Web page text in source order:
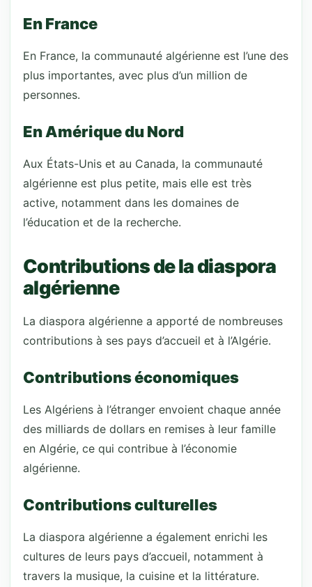
En France
En France, la communauté algérienne est l’une des
plus importantes, avec plus d’un million de
personnes.
En Amérique du Nord
Aux États-Unis et au Canada, la communauté
algérienne est plus petite, mais elle est très
active, notamment dans les domaines de
l’éducation et de la recherche.
Contributions de la diaspora
algérienne
La diaspora algérienne a apporté de nombreuses
contributions à ses pays d’accueil et à l’Algérie.
Contributions économiques
Les Algériens à l’étranger envoient chaque année
des milliards de dollars en remises à leur famille
en Algérie, ce qui contribue à l’économie
algérienne.
Contributions culturelles
La diaspora algérienne a également enrichi les
cultures de leurs pays d’accueil, notamment à
travers la musique, la cuisine et la littérature.